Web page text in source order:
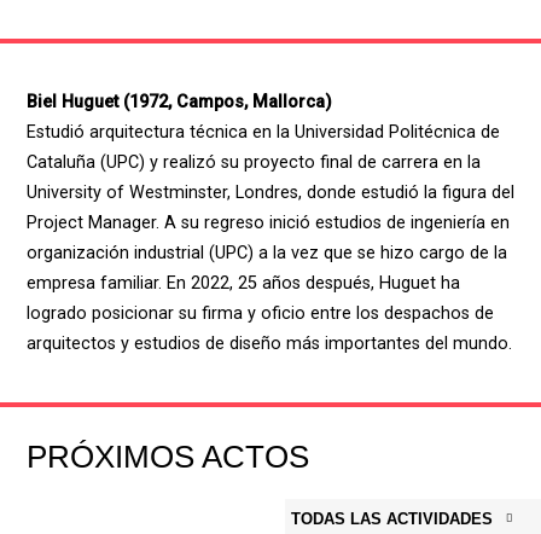
Biel Huguet (1972, Campos, Mallorca)
Estudió arquitectura técnica en la Universidad Politécnica de
Cataluña (UPC) y realizó su proyecto final de carrera en la
University of Westminster, Londres, donde estudió la figura del
Project Manager. A su regreso inició estudios de ingeniería en
organización industrial (UPC) a la vez que se hizo cargo de la
empresa familiar. En 2022, 25 años después, Huguet ha
logrado posicionar su firma y oficio entre los despachos de
arquitectos y estudios de diseño más importantes del mundo.
PRÓXIMOS ACTOS
TODAS LAS ACTIVIDADES